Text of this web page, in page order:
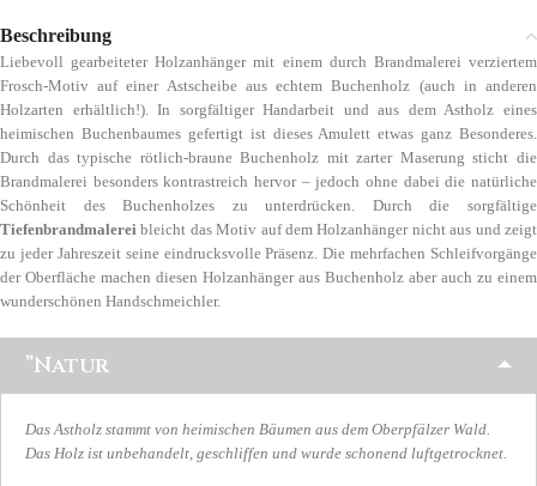
Beschreibung
Liebevoll gearbeiteter Holzanhänger mit einem durch Brandmalerei verziertem
Frosch-Motiv auf einer Astscheibe aus echtem Buchenholz (auch in anderen
Holzarten erhältlich!). In sorgfältiger Handarbeit und aus dem Astholz eines
heimischen Buchenbaumes gefertigt ist dieses Amulett etwas ganz Besonderes.
Durch das typische rötlich-braune Buchenholz mit zarter Maserung sticht die
Brandmalerei besonders kontrastreich hervor – jedoch ohne dabei die natürliche
Schönheit des Buchenholzes zu unterdrücken. Durch die sorgfältige
Tiefenbrandmalerei bleicht das Motiv auf dem Holzanhänger nicht aus und zeigt
zu jeder Jahreszeit seine eindrucksvolle Präsenz. Die mehrfachen Schleifvorgänge
der Oberfläche machen diesen Holzanhänger aus Buchenholz aber auch zu einem
wunderschönen Handschmeichler.
”Natur
Das Astholz stammt von heimischen Bäumen aus dem Oberpfälzer Wald.
Das Holz ist unbehandelt, geschliffen und wurde schonend luftgetrocknet.